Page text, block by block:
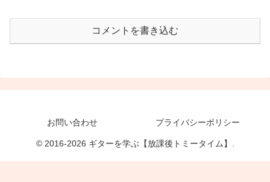
コメントを書き込む
お問い合わせ プライバシーポリシー
© 2016-2026 ギターを学ぶ【放課後トミータイム】.